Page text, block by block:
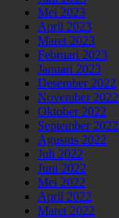
Mei 2023
April 2023
Maret 2023
Februari 2023
Januari 2023
Desember 2022
November 2022
Oktober 2022
September 2022
Agustus 2022
Juli 2022
Juni 2022
Mei 2022
April 2022
Maret 2022